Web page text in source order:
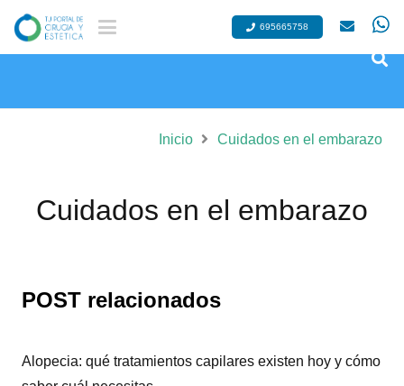
695665758
Inicio Cuidados en el embarazo
Cuidados en el embarazo
POST relacionados
Alopecia: qué tratamientos capilares existen hoy y cómo